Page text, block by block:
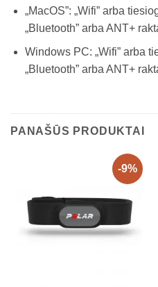
„MacOS”: „Wifi” arba
„Bluetooth” arba ANT+
Windows PC: „Wifi” arba
„Bluetooth” arba ANT+
PANAŠŪS PRODUKTAI
-9%